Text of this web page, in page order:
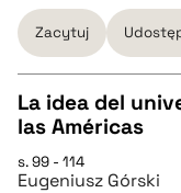
BIBTEX
pobierz cytat
Zacytuj
La idea del
las Américas
s. 99 - 114
Eugeniusz Górski